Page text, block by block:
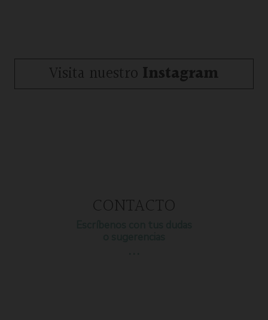
Visita nuestro Instagram
CONTACTO